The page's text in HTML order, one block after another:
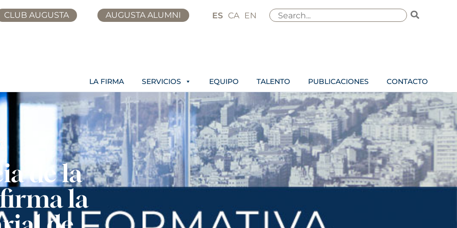
CLUB AUGUSTA AUGUSTA ALUMNI ES CA EN
Buscar
por:
LA FIRMA SERVICIOS EQUIPO TALENTO PUBLICACIONES CONTACTO
de la
la